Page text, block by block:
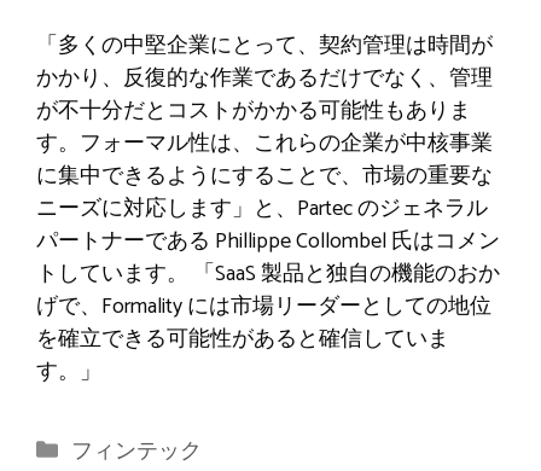
「多くの中堅企業にとって、契約管理は時間が
かかり、反復的な作業であるだけでなく、管理
が不十分だとコストがかかる可能性もありま
す。フォーマル性は、これらの企業が中核事業
に集中できるようにすることで、市場の重要な
ニーズに対応します」と、Partec のジェネラル
パートナーである Phillippe Collombel 氏はコメン
トしています。 「SaaS 製品と独自の機能のおか
げで、Formality には市場リーダーとしての地位
を確立できる可能性があると確信していま
す。」
カ
フィンテック